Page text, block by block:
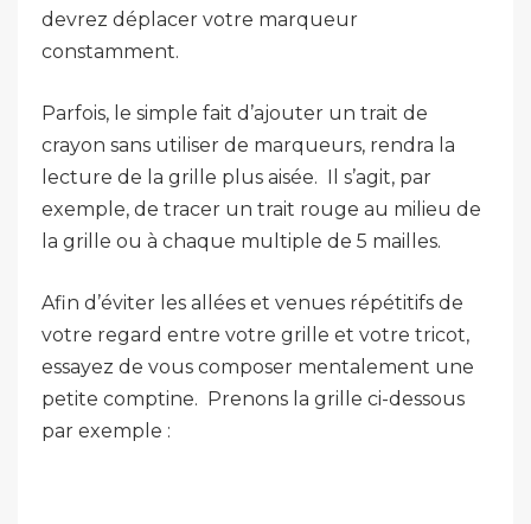
devrez déplacer votre marqueur
constamment.
Parfois, le simple fait d’ajouter un trait de
crayon sans utiliser de marqueurs, rendra la
lecture de la grille plus aisée. Il s’agit, par
exemple, de tracer un trait rouge au milieu de
la grille ou à chaque multiple de 5 mailles.
Afin d’éviter les allées et venues répétitifs de
votre regard entre votre grille et votre tricot,
essayez de vous composer mentalement une
petite comptine. Prenons la grille ci-dessous
par exemple :